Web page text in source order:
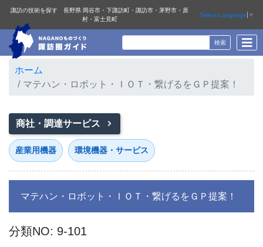
諏訪の技術を探す 長野県 岡谷市・下諏訪町・諏訪市・茅野市・原
村・富士見町
Select Language ▼
ホーム
マテハン・ロボット・ＩＯＴ・繋げるをＧＰ提案！
商社・調達サービス
産業用機器 環境機器・サービス
マテハン・ロボット・ＩＯＴ・繋げるをＧＰ提案！
分類NO: 9-101